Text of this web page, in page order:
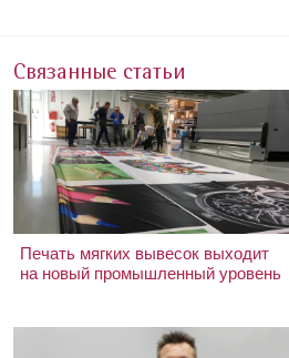
Связанные статьи
Печать мягких вывесок выходит
на новый промышленный уровень